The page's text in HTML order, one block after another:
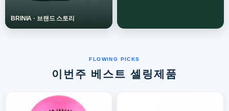
이번주 베스트 셀링제품